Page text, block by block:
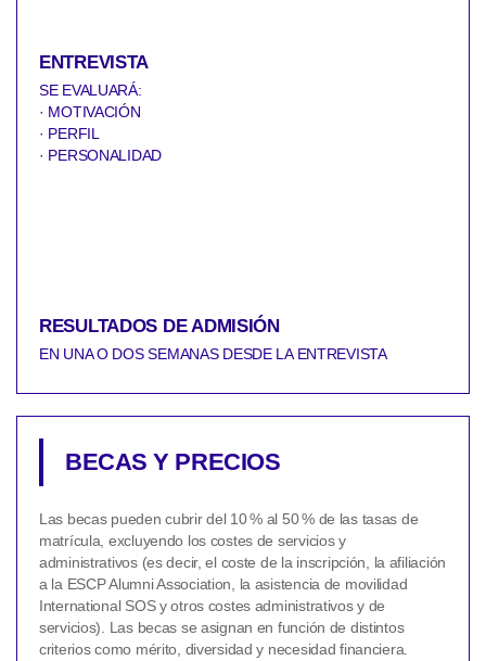
ENTREVISTA
SE EVALUARÁ:
· MOTIVACIÓN
· PERFIL
· PERSONALIDAD
RESULTADOS DE ADMISIÓN
EN UNA O DOS SEMANAS DESDE LA ENTREVISTA
BECAS Y PRECIOS
Las becas pueden cubrir del 10 % al 50 % de las tasas de
matrícula, excluyendo los costes de servicios y
administrativos (es decir, el coste de la inscripción, la afiliación
a la ESCP Alumni Association, la asistencia de movilidad
International SOS y otros costes administrativos y de
servicios). Las becas se asignan en función de distintos
criterios como mérito, diversidad y necesidad financiera.